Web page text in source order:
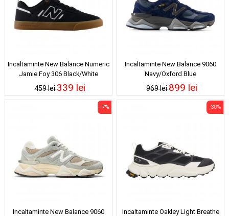
Incaltaminte New Balance Numeric
Jamie Foy 306 Black/White
459 lei339 lei
Incaltaminte New Balance 9060
Navy/Oxford Blue
969 lei899 lei
Incaltaminte New Balance 9060
-7%
Incaltaminte Oakley Light Breathe
-30%